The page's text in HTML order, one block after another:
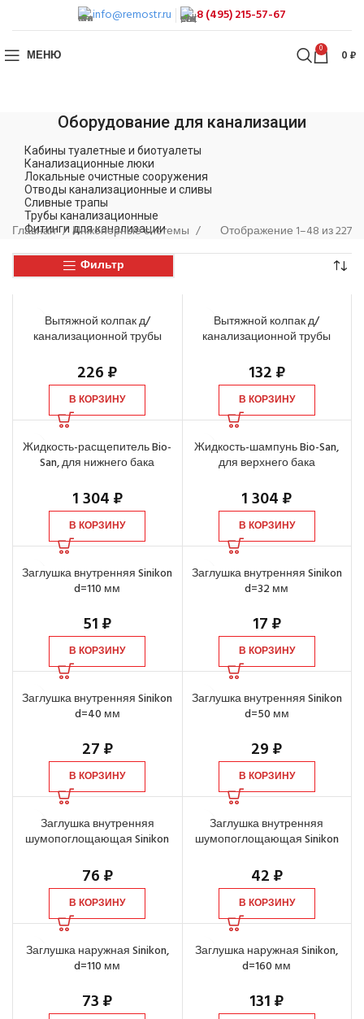
info@remostr.ru 8 (495) 215-57-67
МЕНЮ 0 0₽
Оборудование для канализации
Кабины туалетные и биотуалеты
Канализационные люки
Локальные очистные сооружения
Отводы канализационные и сливы
Сливные трапы
Трубы канализационные
Фитинги для канализации
Главная Инженерные системы
Отображение 1–48 из 227
Фильтр
Вытяжной колпак д/
канализационной трубы
226₽
В КОРЗИНУ
Вытяжной колпак д/
канализационной трубы
132₽
В КОРЗИНУ
Жидкость-расщепитель Bio-
San, для нижнего бака
1 304₽
В КОРЗИНУ
Жидкость-шампунь Bio-San,
для верхнего бака
1 304₽
В КОРЗИНУ
Заглушка внутренняя Sinikon
d=110 мм
51₽
В КОРЗИНУ
Заглушка внутренняя Sinikon
d=32 мм
17₽
В КОРЗИНУ
Заглушка внутренняя Sinikon
d=40 мм
27₽
В КОРЗИНУ
Заглушка внутренняя Sinikon
d=50 мм
29₽
В КОРЗИНУ
Заглушка внутренняя
шумопоглощающая Sinikon
76₽
В КОРЗИНУ
Заглушка внутренняя
шумопоглощающая Sinikon
42₽
В КОРЗИНУ
Заглушка наружная Sinikon,
d=110 мм
73₽
Заглушка наружная Sinikon,
d=160 мм
131₽